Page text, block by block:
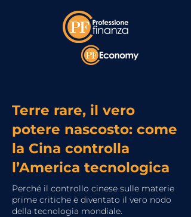
Terre rare, il vero
potere nascosto: come
la Cina controlla
l’America tecnologica
Perché il controllo cinese sulle materie
prime critiche è diventato il vero nodo
della tecnologia mondiale.